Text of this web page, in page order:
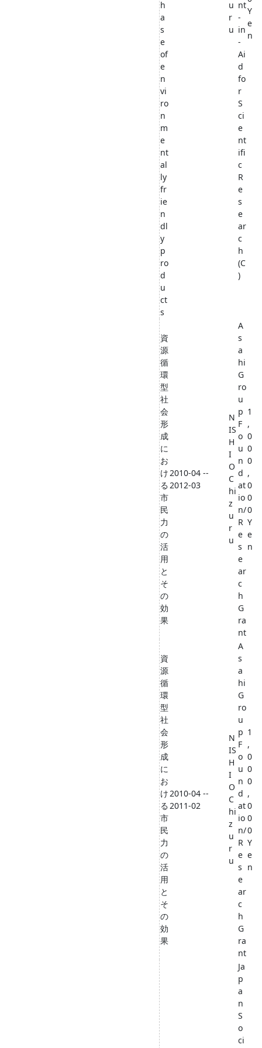
h
a
s
e
of
e
n
vi
ro
n
m
e
nt
al
ly
fr
ie
n
dl
y
p
ro
d
u
ct
s
u
r
u
nt
-
in
-
Ai
d
fo
r
S
ci
e
nt
ifi
c
R
e
s
e
ar
c
h
(C
)
Y
e
n
資
源
循
環
型
社
会
形
成
に
お
け
る
市
民
力
の
活
用
と
そ
の
効
果
2010-04 --
2012-03
N
IS
H
I
O
C
hi
z
u
r
u
A
s
a
hi
G
ro
u
p
F
o
u
n
d
at
io
n/
R
e
s
e
ar
c
h
G
ra
nt
1
,
0
0
0
,
0
0
0
Y
e
n
資
源
循
環
型
社
会
形
成
に
お
け
る
市
民
力
の
活
用
と
そ
の
効
果
2010-04 --
2011-02
N
IS
H
I
O
C
hi
z
u
r
u
A
s
a
hi
G
ro
u
p
F
o
u
n
d
at
io
n/
R
e
s
e
ar
c
h
G
ra
nt
1
,
0
0
0
,
0
0
0
Y
e
n
Ja
p
a
n
S
o
ci